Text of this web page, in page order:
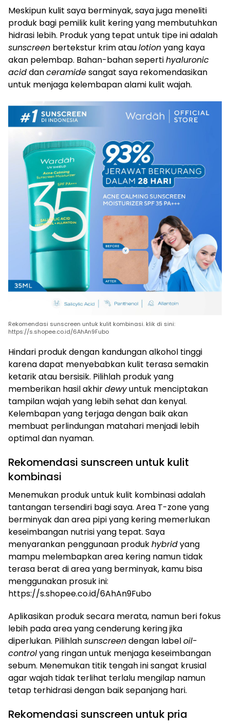
Meskipun kulit saya berminyak, saya juga meneliti
produk bagi pemilik kulit kering yang membutuhkan
hidrasi lebih. Produk yang tepat untuk tipe ini adalah
sunscreen bertekstur krim ataulotionyang kaya
akan pelembap. Bahan-bahan sepertihyaluronic
aciddanceramidesangat saya rekomendasikan
untuk menjaga kelembapan alami kulit wajah.
Rekomendasi sunscreen untuk kulit kombinasi. klik di sini:
https://s.shopee.co.id/6AhAn9Fubo
Hindari produk dengan kandungan alkohol tinggi
karena dapat menyebabkan kulit terasa semakin
ketarik atau bersisik. Pilihlah produk yang
memberikan hasil akhirdewyuntuk menciptakan
tampilan wajah yang lebih sehat dan kenyal.
Kelembapan yang terjaga dengan baik akan
membuat perlindungan matahari menjadi lebih
optimal dan nyaman.
Rekomendasi sunscreen untuk kulit
kombinasi
Menemukan produk untuk kulit kombinasi adalah
tantangan tersendiri bagi saya. Area T-zone yang
berminyak dan area pipi yang kering memerlukan
keseimbangan nutrisi yang tepat. Saya
menyarankan penggunaan produkhybridyang
mampu melembapkan area kering namun tidak
terasa berat di area yang berminyak, kamu bisa
menggunakan prosuk ini:
https://s.shopee.co.id/6AhAn9Fubo
Aplikasikan produk secara merata, namun beri fokus
lebih pada area yang cenderung kering jika
diperlukan. Pilihlahsunscreendengan labeloil-
controlyang ringan untuk menjaga keseimbangan
sebum. Menemukan titik tengah ini sangat krusial
agar wajah tidak terlihat terlalu mengilap namun
tetap terhidrasi dengan baik sepanjang hari.
Rekomendasi sunscreen untuk pria